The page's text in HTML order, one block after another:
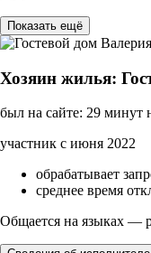
Показать ещё
Хозяин жилья:
был на сайте: 29 минут
участник с июня 2022
обрабатывает
среднее время
Общается на языках —